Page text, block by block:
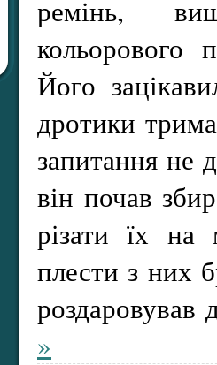
ремінь,
кольорового
Його
дротики
запитання не
він почав
різати їх на
плести з них
роздаровував
»